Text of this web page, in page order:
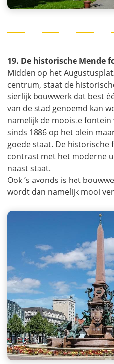
19. De historische Mende
Midden op het
centrum, staat de
sierlijk bouwwerk dat best
van de stad genoemd kan
namelijk de mooiste fontein
sinds 1886 op het plein
goede staat. De historische
contrast met het moderne
naast staat.
Ook ’s avonds is het
wordt dan namelijk mooi